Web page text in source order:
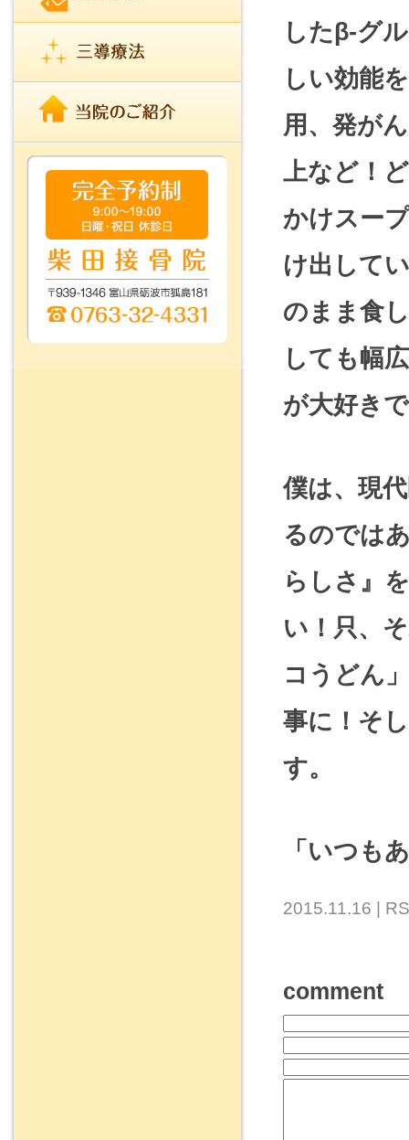
したβ-グ
しい効能
用、発が
上など！
かけスー
け出して
のまま食
しても幅
が大好き
僕は、現
るのでは
らしさ』
い！只、
コうどん
事に！そ
す。
「いつも
2015.11.16 |
comment